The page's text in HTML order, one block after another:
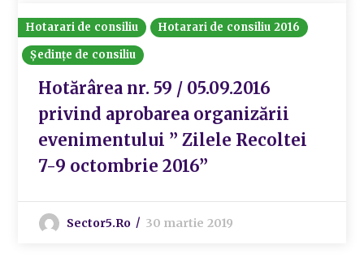
Hotarari de consiliu
Hotarari de consiliu 2016
Ședințe de consiliu
Hotărârea nr. 59 / 05.09.2016
privind aprobarea organizării
evenimentului ” Zilele Recoltei
7-9 octombrie 2016”
Sector5.ro 30 martie 2019